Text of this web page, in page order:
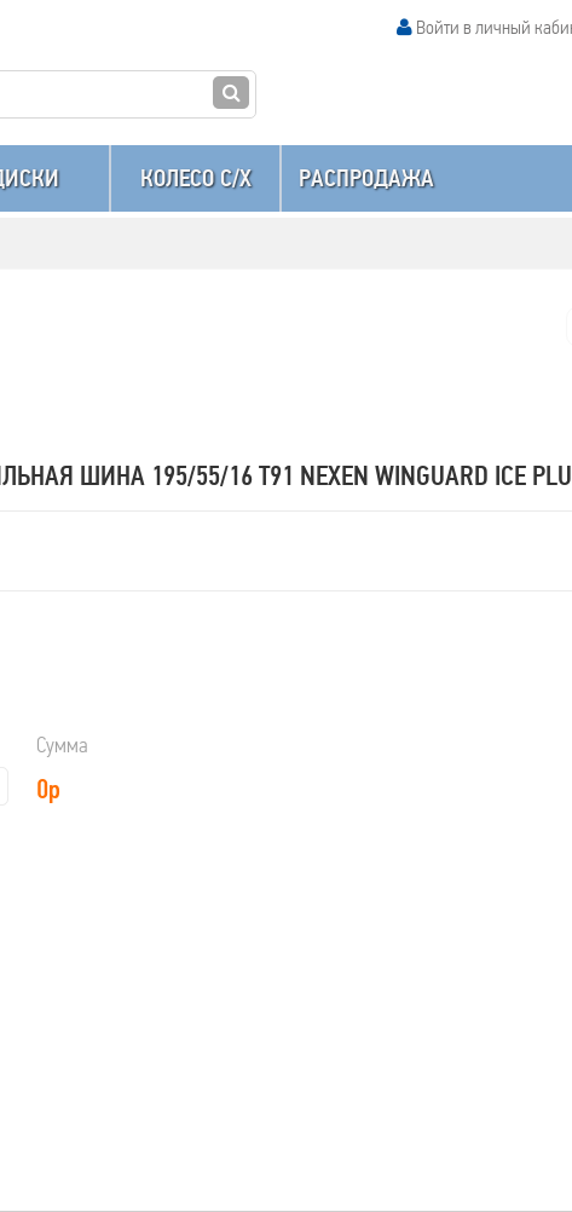
Войти в личный
КОЛЕСО C/X РАСПРОДАЖА
ШИНА 195/55/16 T91 NEXEN WINGUARD ICE
Сумма
0р